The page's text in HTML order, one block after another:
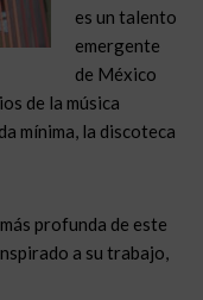
es un talento
emergente
de México
de la música
mínima, la discoteca
profunda de este
a su trabajo,